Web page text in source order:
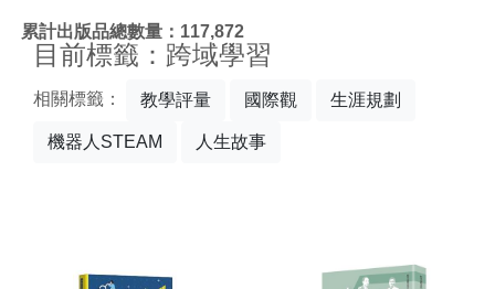
累計出版品總數量：117,872
目前標籤：跨域學習
相關標籤： 教學評量 國際觀 生涯規劃
機器人STEAM 人生故事